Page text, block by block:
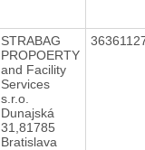
STRABAG
PROPOERTY
and Facility
Services
s.r.o.
Dunajská
31,81785
Bratislava